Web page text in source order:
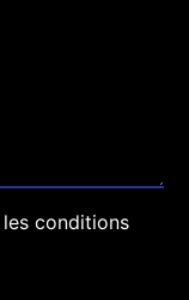
conditions